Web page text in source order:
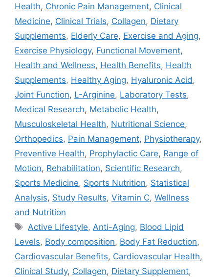
Health, Chronic Pain Management, Clinical
Medicine, Clinical Trials, Collagen, Dietary
Supplements, Elderly Care, Exercise and Aging,
Exercise Physiology, Functional Movement,
Health and Wellness, Health Benefits, Health
Supplements, Healthy Aging, Hyaluronic Acid ,
Joint Function, L-Arginine, Laboratory Tests,
Medical Research, Metabolic Health,
Musculoskeletal Health, Nutritional Science,
Orthopedics, Pain Management, Physiotherapy,
Preventive Health, Prophylactic Care, Range of
Motion, Rehabilitation, Scientific Research,
Sports Medicine, Sports Nutrition, Statistical
Analysis, Study Results, Vitamin C, Wellness
and Nutrition
Active Lifestyle, Anti-Aging, Blood Lipid
Levels, Body composition, Body Fat Reduction,
Cardiovascular Benefits, Cardiovascular Health,
Clinical Study, Collagen, Dietary Supplement,